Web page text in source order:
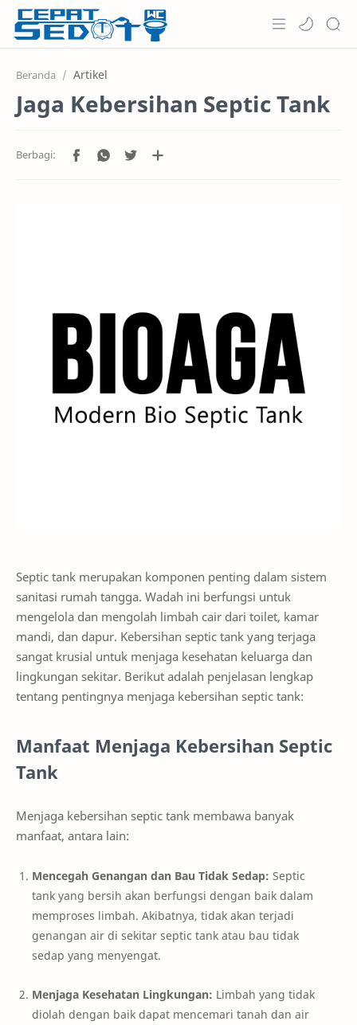
Informasi
Beranda Artikel
Jaga Kebersihan Septic Tank
Septic tank merupakan komponen penting dalam sistem
sanitasi rumah tangga. Wadah ini berfungsi untuk
mengelola dan mengolah limbah cair dari toilet, kamar
mandi, dan dapur. Kebersihan septic tank yang terjaga
sangat krusial untuk menjaga kesehatan keluarga dan
lingkungan sekitar. Berikut adalah penjelasan lengkap
tentang pentingnya menjaga kebersihan septic tank:
Manfaat Menjaga Kebersihan Septic
Tank
Menjaga kebersihan septic tank membawa banyak
manfaat, antara lain:
Mencegah Genangan dan Bau Tidak Sedap: Septic
tank yang bersih akan berfungsi dengan baik dalam
memproses limbah. Akibatnya, tidak akan terjadi
genangan air di sekitar septic tank atau bau tidak
sedap yang menyengat.
Menjaga Kesehatan Lingkungan: Limbah yang tidak
diolah dengan baik dapat mencemari tanah dan air